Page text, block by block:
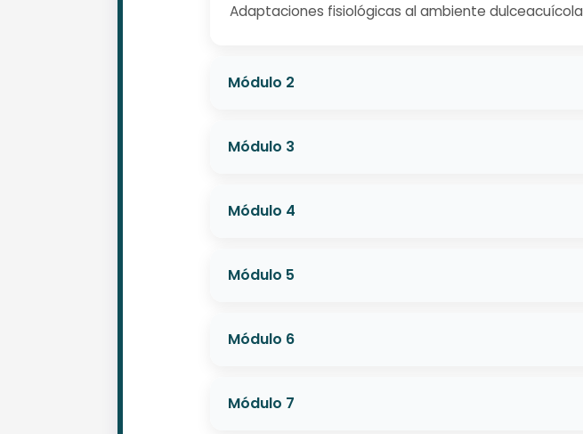
Adaptaciones fisiológicas al ambiente dulceacuícola
Módulo 2
Módulo 3
Módulo 4
Módulo 5
Módulo 6
Módulo 7